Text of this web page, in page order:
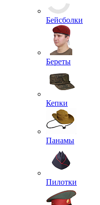
Банданы
Бейсболки
Береты
Кепки
Панамы